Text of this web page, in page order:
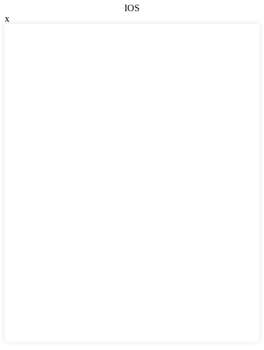
IOS
x